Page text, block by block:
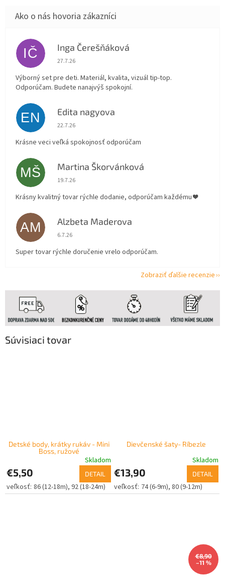
Súvisiaci tovar
Detské body, krátky rukáv - Mini
Boss, ružové
Skladom
€5,50 DETAIL
86 (12-18m) 92 (18-24m)
Dievčenské šaty- Ríbezle
Skladom
€13,90 DETAIL
74 (6-9m) 80 (9-12m)
€8,90
–11 %
IČ Inga Čerešňáková
Hodnotenie obchodu je 5 z 5 hviezdičiek.
27.7.26
Výborný set pre deti. Materiál, kvalita, vizuál tip-top.
Odporúčam. Budete nanajvýš spokojní.
EN Edita nagyova
Hodnotenie obchodu je 5 z 5 hviezdičiek.
22.7.26
Krásne veci veľká spokojnosť odporúčam
MŠ Martina Škorvánková
Hodnotenie obchodu je 5 z 5 hviezdičiek.
19.7.26
Krásny kvalitný tovar rýchle dodanie, odporúčam každému ❤️
AM Alzbeta Maderova
Hodnotenie obchodu je 5 z 5 hviezdičiek.
6.7.26
Super tovar rýchle doručenie vrelo odporúčam.
Zobraziť ďalšie recenzie